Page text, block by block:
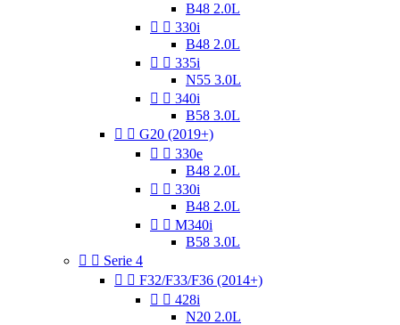
B48 2.0L
  330i
B48 2.0L
  335i
N55 3.0L
  340i
B58 3.0L
  G20 (2019+)
  330e
B48 2.0L
  330i
B48 2.0L
  M340i
B58 3.0L
  Serie 4
  F32/F33/F36 (2014+)
  428i
N20 2.0L